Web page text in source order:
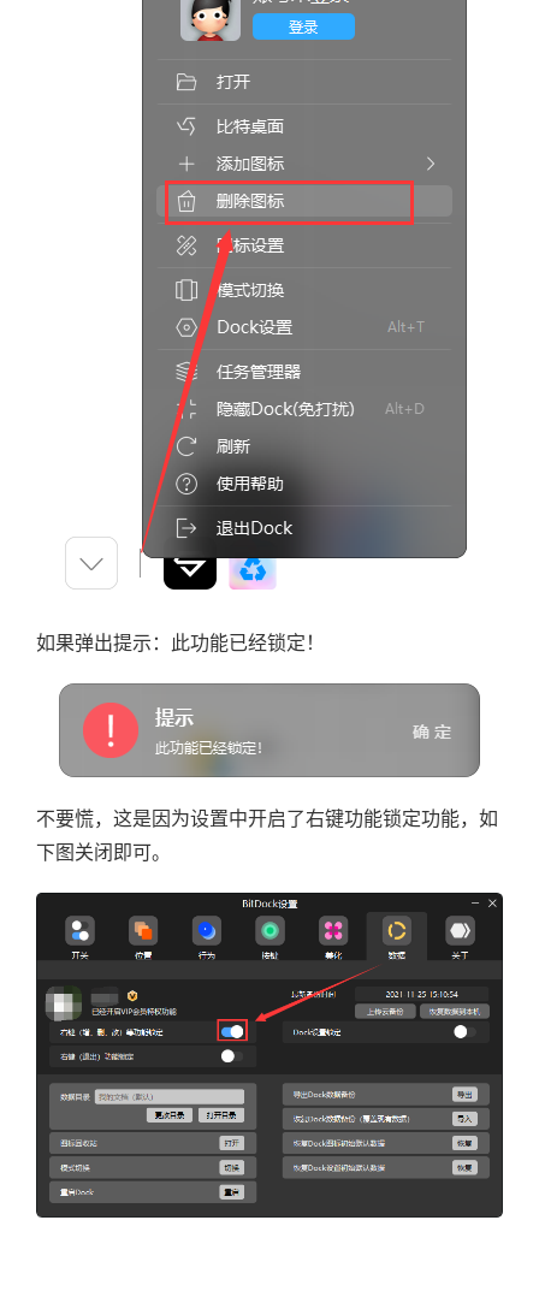
如果弹出提示：此功能已经锁定！
不要慌，这是因为设置中开启了右键功能锁定功能，如
下图关闭即可。